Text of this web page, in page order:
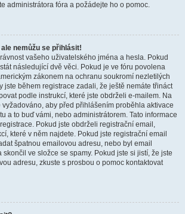
administrátora fóra a požádejte ho o pomoc.
nemůžu se přihlásit!
vašeho uživatelského jména a hesla. Pokud
následující dvě věci. Pokud je ve fóru povolena
zákonem na ochranu soukromí nezletilých
jste během registrace zadali, že ještě nemáte třináct
podle instrukcí, které jste obdrželi e-mailem. Na
vyžadováno, aby před přihlášením proběhla aktivace
a to buď vámi, nebo administrátorem. Tato informace
Pokud jste obdrželi registrační email,
které v něm najdete. Pokud jste registrační email
špatnou emailovou adresu, nebo byl email
skončil ve složce se spamy. Pokud jste si jistí, že jste
adresu, zkuste s prosbou o pomoc kontaktovat